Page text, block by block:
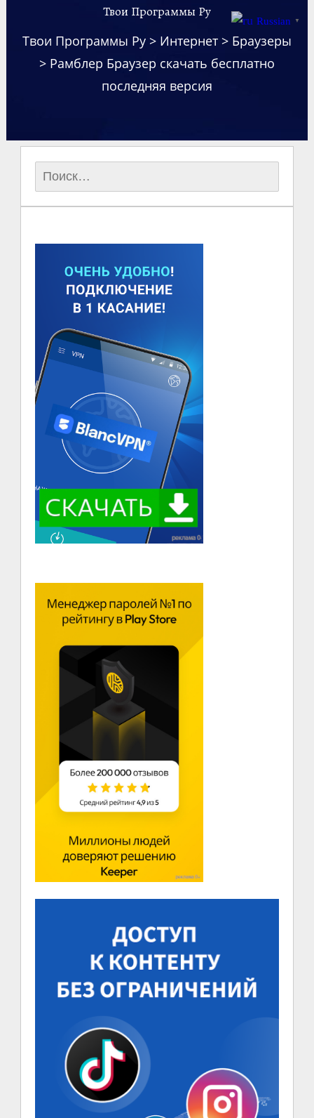
Твои Программы Ру
Твои Программы Ру> Интернет> Браузеры
> Рамблер Браузер скачать бесплатно
последняя версия
Найти:
Russian ▼